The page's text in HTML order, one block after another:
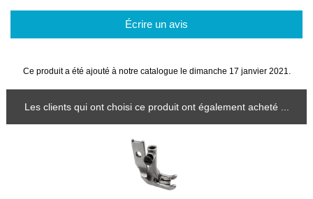
Écrire un avis
Ce produit a été ajouté à notre catalogue le dimanche 17 janvier 2021.
Les clients qui ont choisi ce produit ont également acheté ...